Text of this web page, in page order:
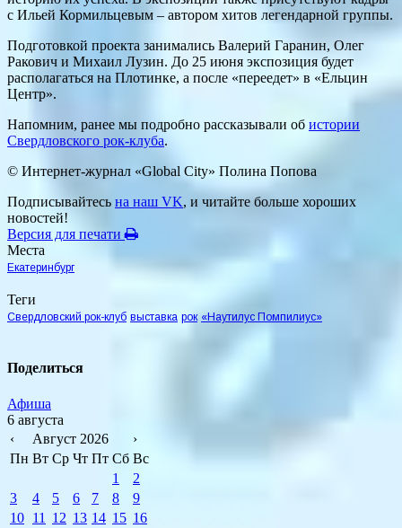
с Ильей Кормильцевым – автором хитов легендарной группы.
Подготовкой проекта занимались Валерий Гаранин, Олег
Ракович и Михаил Лузин. До 25 июня экспозиция будет
располагаться на Плотинке, а после «переедет» в «Ельцин
Центр».
Напомним, ранее мы подробно рассказывали об истории
Свердловского рок-клуба.
© Интернет-журнал «Global City» Полина Попова
Подписывайтесь на наш VK, и читайте больше хороших
новостей!
Версия для печати
Места
Екатеринбург
Теги
Свердловский рок-клуб выставка рок «Наутилус Помпилиус»
Поделиться
Афиша
6 августа
‹
Август 2026
›
Пн Вт Ср Чт Пт Сб Вс
1
2
3
4 5 6 7 8
9
10 11 12 13 14 15 16